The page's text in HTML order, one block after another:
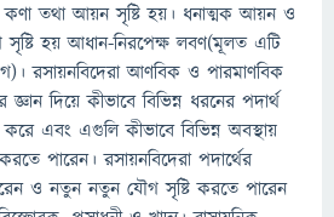
তথা আয়ন সৃষ্টি হয়। ধনাত্মক আয়ন ও
হয় আধান-নিরপেক্ষ লবণ(মূলত এটি
রসায়নবিদেরা আণবিক ও পারমাণবিক
জ্ঞান দিয়ে কীভাবে বিভিন্ন ধরনের পদার্থ
এবং এগুলি কীভাবে বিভিন্ন অবস্থায়
পারেন। রসায়নবিদেরা পদার্থের
ও নতুন নতুন যৌগ সৃষ্টি করতে পারেন